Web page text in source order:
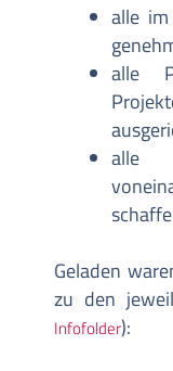
alle
alle
alle
Geladen
zu den
Infofolder):